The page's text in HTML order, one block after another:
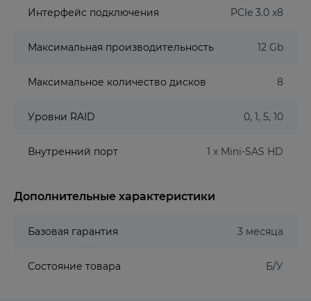
Интерфейс подключения PCIe 3.0 x8
Максимальная производительность 12 Gb
Максимальное количество дисков 8
Уровни RAID 0, 1, 5, 10
Внутренний порт 1 x Mini-SAS HD
Дополнительные характеристики
Базовая гарантия 3 месяца
Состояние товара Б/У